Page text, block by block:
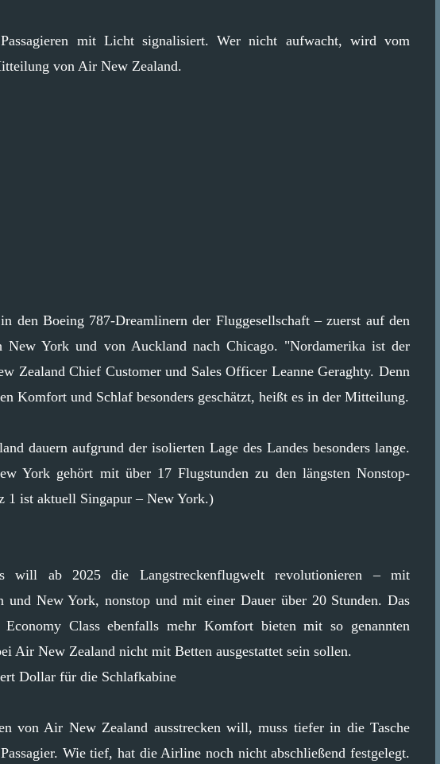
mit Licht signalisiert. Wer nicht aufwacht, wird vom
von Air New Zealand.
den Boeing 787-Dreamlinern der Fluggesellschaft – zuerst auf den
New York und von Auckland nach Chicago. "Nordamerika ist der
Zealand Chief Customer und Sales Officer Leanne Geraghty. Denn
Komfort und Schlaf besonders geschätzt, heißt es in der Mitteilung.
dauern aufgrund der isolierten Lage des Landes besonders lange.
York gehört mit über 17 Flugstunden zu den längsten Nonstop-
1 ist aktuell Singapur – New York.)
will ab 2025 die Langstreckenflugwelt revolutionieren – mit
und New York, nonstop und mit einer Dauer über 20 Stunden. Das
Class ebenfalls mehr Komfort bieten mit so genannten
Air New Zealand nicht mit Betten ausgestattet sein sollen.
Dollar für die Schlafkabine
von Air New Zealand ausstrecken will, muss tiefer in die Tasche
Wie tief, hat die Airline noch nicht abschließend festgelegt.